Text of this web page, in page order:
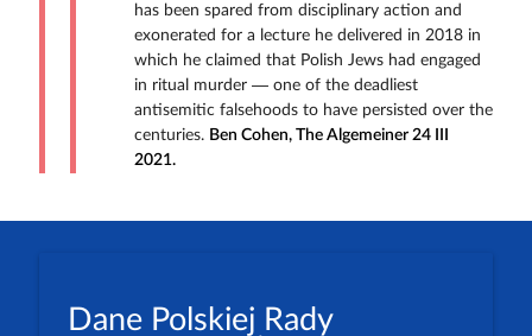
has been spared from disciplinary action and
exonerated for a lecture he delivered in 2018 in
which he claimed that Polish Jews had engaged
in ritual murder — one of the deadliest
antisemitic falsehoods to have persisted over the
centuries. Ben Cohen, The Algemeiner 24 III
2021.
Dane Polskiej Rady